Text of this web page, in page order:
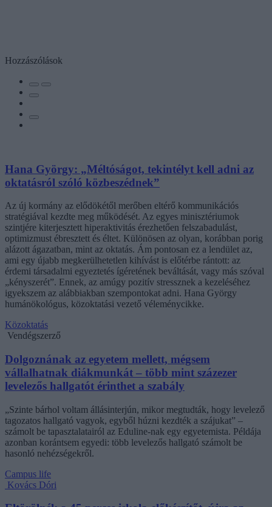
Hozzászólások
Hana György: „Méltóságot, tekintélyt kell adni az
oktatásról szóló közbeszédnek”
Az új kormány az elődökétől merőben eltérő kommunikációs
stratégiával kezdte meg működését. Az egyes minisztériumok
szintjére kiterjesztett hiperaktivitás érezhetően felszabadulást,
optimizmust ébresztett és éltet. Különösen az olyan, korábban porig
alázott ágazatban, mint az oktatás. Ám pontosan ez a lendület az,
ami egy újabb megkerülhetetlen kihívást is előtérbe rántott: az
érdemi társadalmi egyeztetés ígéretének beváltását, vagy más szóval
„kényszerét”. Ennek, az amúgy pozitív stressznek a kezeléséhez
igyekszem az alábbiakban szempontokat adni. Hana György
humánökológus, közoktatási vezető véleménycikke.
Közoktatás
Vendégszerző
Dolgoznának az egyetem mellett, mégsem
vállalhatnak diákmunkát – több mint százezer
levelezős hallgatót érinthet a szabály
„Szinte bárhol voltam állásinterjún, mikor megtudták, hogy levelező
tagozatos hallgató vagyok, egyből húzni kezdték a szájukat” –
számolt be tapasztalatairól az Eduline-nak egy egyetemista. Példája
azonban korántsem egyedi: több levelezős hallgató számolt be
hasonló nehézségekről.
Campus life
Kovács Dóri